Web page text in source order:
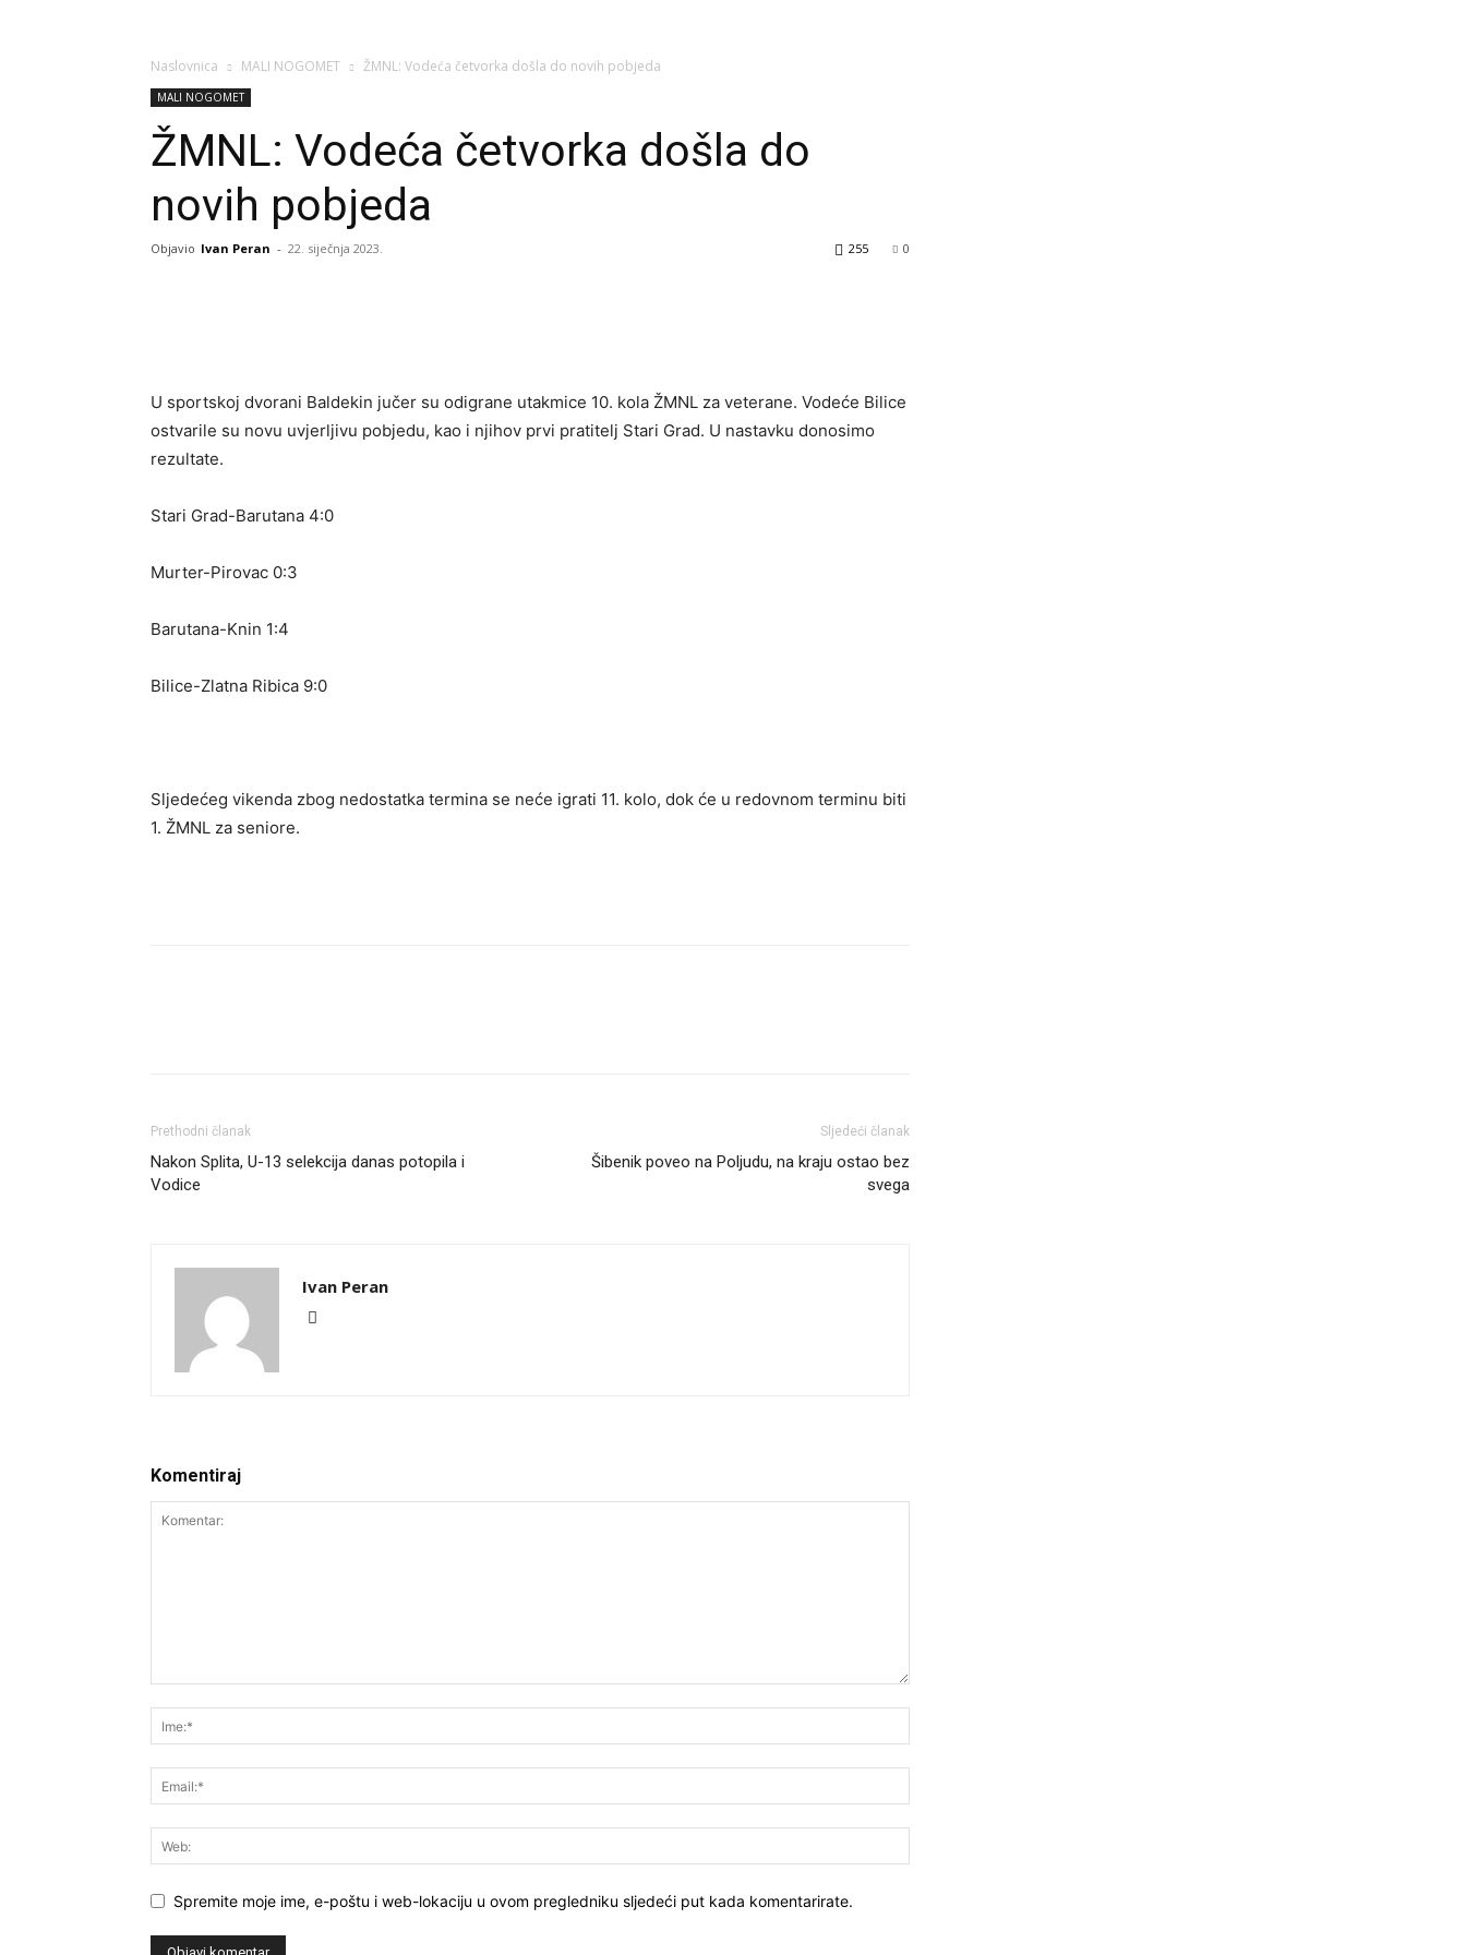
Naslovnica MALI NOGOMET ŽMNL: Vodeća četvorka došla do novih pobjeda
MALI NOGOMET
ŽMNL: Vodeća četvorka došla do
novih pobjeda
Objavio Ivan Peran - 22. siječnja 2023. 0
255
U sportskoj dvorani Baldekin jučer su odigrane utakmice 10. kola ŽMNL za veterane. Vodeće Bilice
ostvarile su novu uvjerljivu pobjedu, kao i njihov prvi pratitelj Stari Grad. U nastavku donosimo
rezultate.
Stari Grad-Barutana 4:0
Murter-Pirovac 0:3
Barutana-Knin 1:4
Bilice-Zlatna Ribica 9:0
Sljedećeg vikenda zbog nedostatka termina se neće igrati 11. kolo, dok će u redovnom terminu biti
1. ŽMNL za seniore.
Prethodni članak
Nakon Splita, U-13 selekcija danas potopila i
Vodice
Sljedeći članak
Šibenik poveo na Poljudu, na kraju ostao bez
svega
Ivan Peran
Komentiraj
Spremite moje ime, e-poštu i web-lokaciju u ovom pregledniku sljedeći put kada komentarirate.